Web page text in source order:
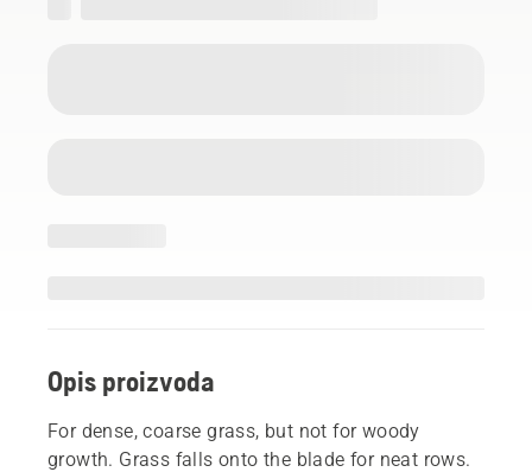
Opis proizvoda
For dense, coarse grass, but not for woody
growth. Grass falls onto the blade for neat rows.